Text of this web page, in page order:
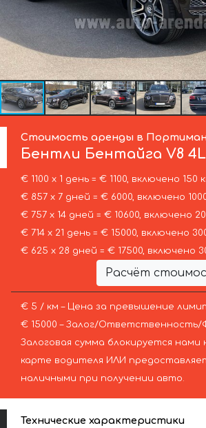
Стоимость аренды в
Бентли Бентайга V8
€ 1100 х 1 день = € 1100, включено 150
€ 857 х 7 дней = € 6000, включено
€ 757 х 14 дней = € 10600, включено
€ 714 х 21 день = € 15000, включено
€ 625 х 28 дней = € 17500, включено
Расчёт
€ 5 / км – Цена за превышение
€ 15000 – Залог/
Залоговая сумма блокируется нами
карте водителя ИЛИ
наличными при получении авто.
Технические характеристики